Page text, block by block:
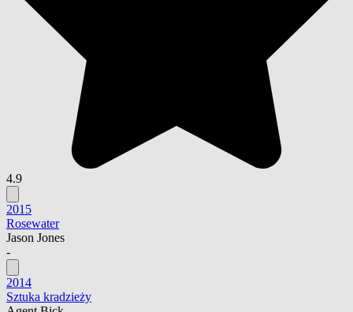
4.9
2015
Rosewater
Jason Jones
-
2014
Sztuka kradzieży